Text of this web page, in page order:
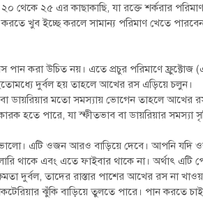
২০ থেকে ২৫ এর কাছাকাছি, যা রক্তে শর্করার
করতে খুব ইচ্ছে করলে সামান্য পরিমাণ খেতে
করা উচিত নয়। এতে প্রচুর পরিমাণে ফ্রুক্টোজ
দুর্বল হয় তাহলে আখের রস এড়িয়ে চলুন।
বা ডায়রিয়ার মতো সমস্যায় ভোগেন তাহলে আখের
হতে পারে, যা স্ফীতভাব বা ডায়রিয়ার সমস্যা
এটি ওজন আরও বাড়িয়ে দেবে। আপনি যদি
থাকে এবং এতে ফাইবার থাকে না। অর্থাৎ এটি
দুর্বল, তাদের রাস্তার পাশের আখের রস না
ঝুঁকি বাড়িয়ে তুলতে পারে। পান করতে